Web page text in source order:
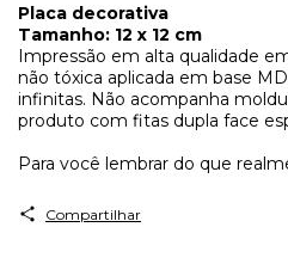
Placa decorativa
Tamanho: 12 x 12 cm
Impressão em alta qualidade
não tóxica aplicada em base
infinitas. Não acompanha
produto com fitas dupla face
Para você lembrar do que
Compartilhar